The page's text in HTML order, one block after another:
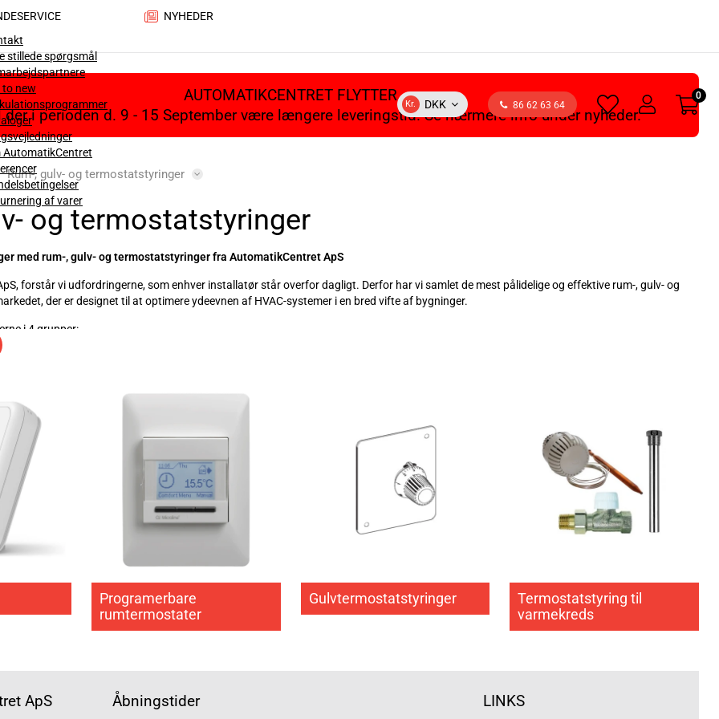
stillede spørgsmål
to new
AutomatikCentret
af varer
NYHEDER
Kr. DKK 86 62 63 64
heart
light
light
0
AUTOMATIKCENTRET FLYTTER
der i perioden d. 9 - 15 September være længere leveringstid. Se nærmere info under nyheder.
Rum-, gulv- og termostatstyringer
og termostatstyringer
med rum-, gulv- og termostatstyringer fra AutomatikCentret ApS
forstår vi udfordringerne, som enhver installatør står overfor dagligt. Derfor har vi samlet de mest pålidelige og effektive rum-, gulv- og
der er designet til at optimere ydeevnen af HVAC-systemer i en bred vifte af bygninger.
i 4 grupper:
Programerbare
rumtermostater
Gulvtermostatstyringer
Termostatstyring til
varmekreds
ApS Åbningstider LINKS